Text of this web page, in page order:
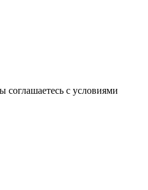
соглашаетесь с условиями